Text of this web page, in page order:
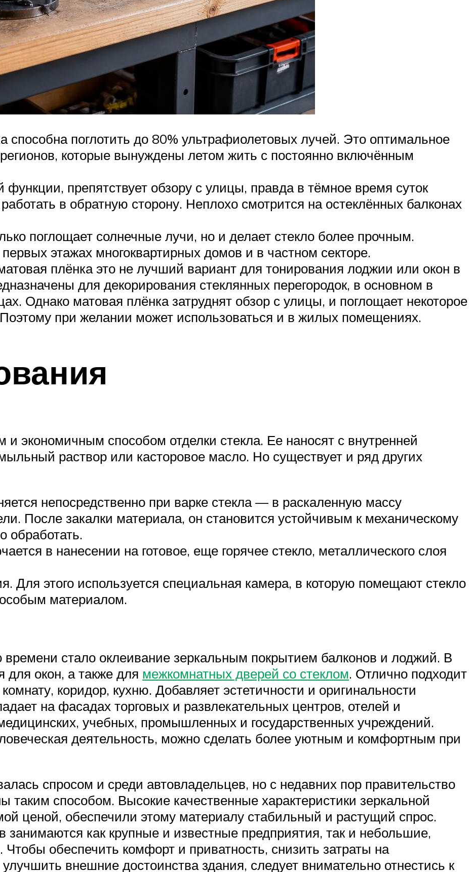
способна поглотить до 80% ультрафиолетовых лучей. Это оптимальное
которые вынуждены летом жить с постоянно включённым
препятствует обзору с улицы, правда в тёмное время суток
в обратную сторону. Неплохо смотрится на остеклённых балконах
поглощает солнечные лучи, но и делает стекло более прочным.
этажах многоквартирных домов и в частном секторе.
плёнка это не лучший вариант для тонирования лоджии или окон в
для декорирования стеклянных перегородок, в основном в
Однако матовая плёнка затруднят обзор с улицы, и поглощает некоторое
при желании может использоваться и в жилых помещениях.
экономичным способом отделки стекла. Ее наносят с внутренней
раствор или касторовое масло. Но существует и ряд других
непосредственно при варке стекла — в раскаленную массу
После закалки материала, он становится устойчивым к механическому
обработать.
в нанесении на готовое, еще горячее стекло, металлического слоя
Для этого используется специальная камера, в которую помещают стекло
материалом.
времени стало оклеивание зеркальным покрытием балконов и лоджий. В
окон, а также для межкомнатных дверей со стеклом. Отлично подходит
коридор, кухню. Добавляет эстетичности и оригинальности
на фасадах торговых и развлекательных центров, отелей и
учебных, промышленных и государственных учреждений.
деятельность, можно сделать более уютным и комфортным при
спросом и среди автовладельцев, но с недавних пор правительство
таким способом. Высокие качественные характеристики зеркальной
ценой, обеспечили этому материалу стабильный и растущий спрос.
занимаются как крупные и известные предприятия, так и небольшие,
обеспечить комфорт и приватность, снизить затраты на
внешние достоинства здания, следует внимательно отнестись к